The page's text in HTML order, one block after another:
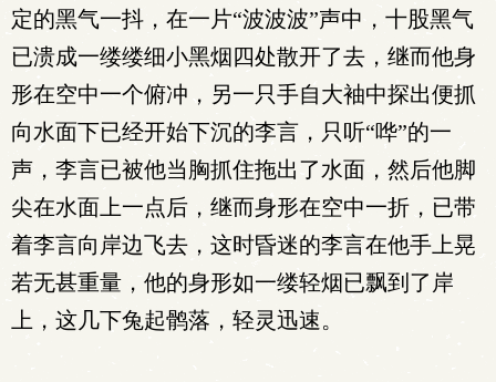
定的黑气一抖，在一片“波波波”声中，十股黑气
已溃成一缕缕细小黑烟四处散开了去，继而他身
形在空中一个俯冲，另一只手自大袖中探出便抓
向水面下已经开始下沉的李言，只听“哗”的一
声，李言已被他当胸抓住拖出了水面，然后他脚
尖在水面上一点后，继而身形在空中一折，已带
着李言向岸边飞去，这时昏迷的李言在他手上晃
若无甚重量，他的身形如一缕轻烟已飘到了岸
上，这几下兔起鹘落，轻灵迅速。